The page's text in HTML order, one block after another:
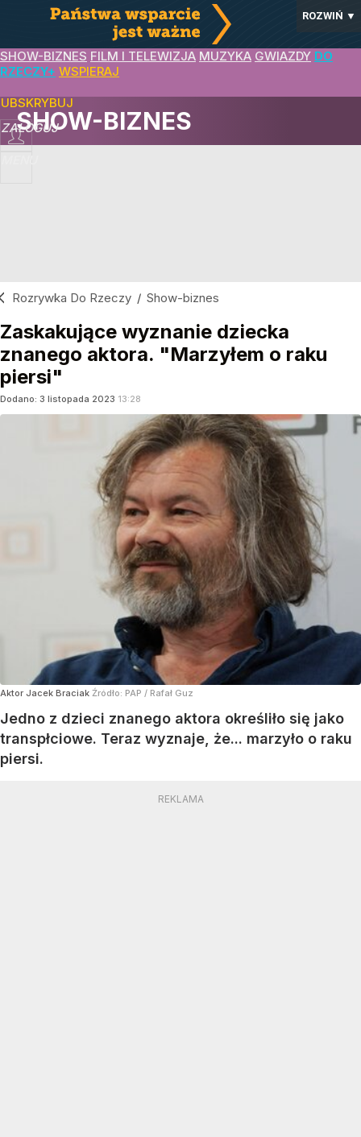
ROZWIŃ ▼
SHOW-BIZNES FILM I TELEWIZJA MUZYKA GWIAZDY DO
RZECZY+ WSPIERAJ
ZALOGUJ
SHOW-BIZNES
Rozrywka Do Rzeczy / Show-biznes
Zaskakujące wyznanie dziecka
znanego aktora. "Marzyłem o raku
piersi"
Dodano: 3 listopada 2023 13:28
Aktor Jacek Braciak Źródło: PAP / Rafał Guz
Jedno z dzieci znanego aktora określiło się jako
transpłciowe. Teraz wyznaje, że... marzyło o raku
piersi.